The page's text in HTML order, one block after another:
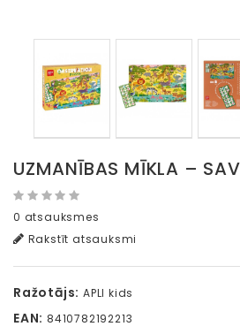
UZMANĪBAS MĪKLA –
0 atsauksmes
Rakstīt atsauksmi
Ražotājs: APLI kids
EAN: 8410782192213